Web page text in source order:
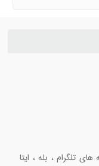
تلگرام ، بله ، ایتا